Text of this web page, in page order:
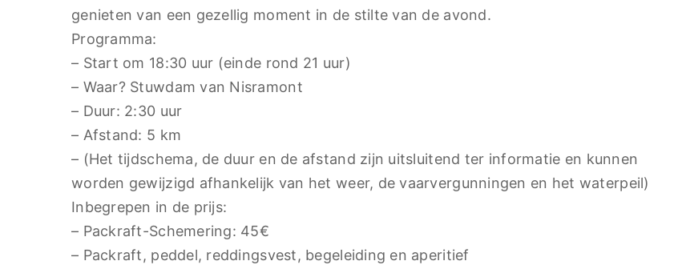
genieten van een gezellig moment in de stilte van de avond.
Programma:
– Start om 18:30 uur (einde rond 21 uur)
– Waar? Stuwdam van Nisramont
– Duur: 2:30 uur
– Afstand: 5 km
– (Het tijdschema, de duur en de afstand zijn uitsluitend ter informatie en kunnen
worden gewijzigd afhankelijk van het weer, de vaarvergunningen en het waterpeil)
Inbegrepen in de prijs:
– Packraft-Schemering: 45€
– Packraft, peddel, reddingsvest, begeleiding en aperitief